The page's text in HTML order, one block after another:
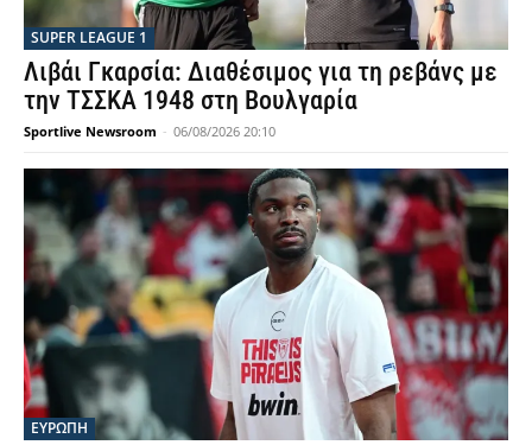
SUPER LEAGUE 1
Λιβάι Γκαρσία: Διαθέσιμος για τη ρεβάνς με
την ΤΣΣΚΑ 1948 στη Βουλγαρία
Sportlive Newsroom - 06/08/2026 20:10
ΕΥΡΩΠΗ